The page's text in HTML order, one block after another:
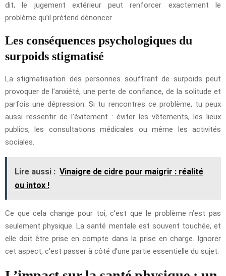
dit, le jugement extérieur peut renforcer exactement le
problème qu’il prétend dénoncer.
Les conséquences psychologiques du
surpoids stigmatisé
La stigmatisation des personnes souffrant de surpoids peut
provoquer de l’anxiété, une perte de confiance, de la solitude et
parfois une dépression. Si tu rencontres ce problème, tu peux
aussi ressentir de l’évitement : éviter les vêtements, les lieux
publics, les consultations médicales ou même les activités
sociales.
Lire aussi : Vinaigre de cidre pour maigrir : réalité
ou intox !
Ce que cela change pour toi, c’est que le problème n’est pas
seulement physique. La santé mentale est souvent touchée, et
elle doit être prise en compte dans la prise en charge. Ignorer
cet aspect, c’est passer à côté d’une partie essentielle du sujet.